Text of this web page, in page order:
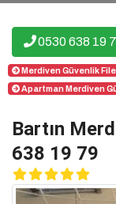
0530 638 19
Merdiven Güvenlik
Apartman Merdiven
Bartın
638 19 79